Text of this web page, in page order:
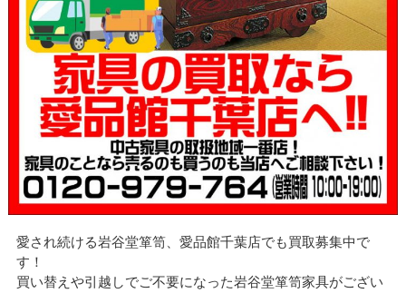
愛され続ける岩谷堂箪笥、愛品館千葉店でも買取募集中で
す！
買い替えや引越しでご不要になった岩谷堂箪笥家具がござい